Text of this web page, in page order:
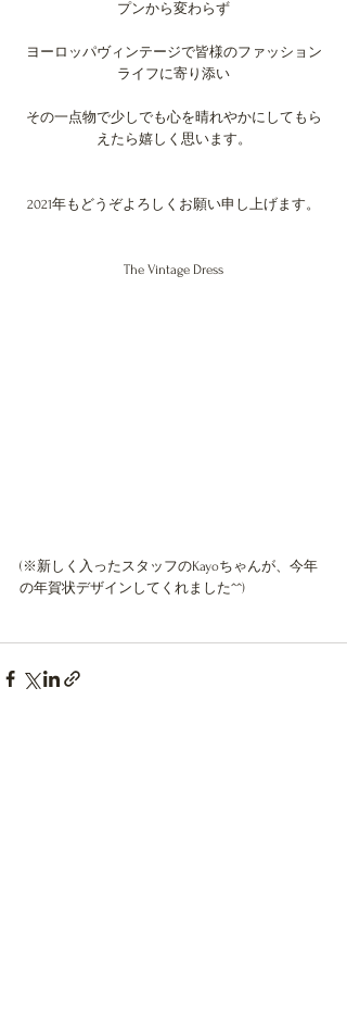
プンから変わらず
ヨーロッパヴィンテージで皆様のファッション
ライフに寄り添い
その一点物で少しでも心を晴れやかにしてもら
えたら嬉しく思います。
2021年もどうぞよろしくお願い申し上げます。
The Vintage Dress
(※新しく入ったスタッフのKayoちゃんが、今年
の年賀状デザインしてくれました^^)